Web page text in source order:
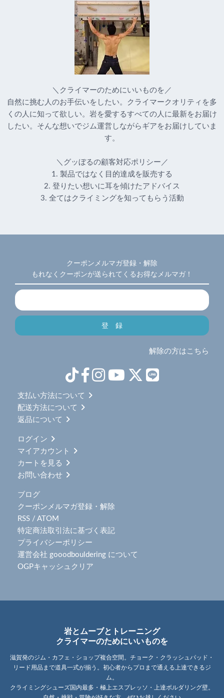
＼クライマーのためにいいものを／
自然に挑む人のお手伝いをしたい。クライマークオリティを多
くの人に知って欲しい。岩を愛するすべての人に最新をお届け
したい。そんな想いでジム運営しながらギアをお届けしていま
す。
＼グッぼるの顧客対応ポリシー／
1. 製品ではなく目的達成を販売する
2. 登りたい想いに耳を傾けたアドバイス
3. 全てはクライミングを知ってもらう活動
クーポンメルマガ登録・解除
もれなくクーポンが送られてくるお得なメルマガ！
解除の方はこちら
支払い方法について
配送方法について
返品について
ログイン
マイアカウント
カートを見る
お問い合わせ
ブログ
クーポンメルマガ登録・解除
RSS / ATOM
特定商法取引法に基づく表記
プライバシーポリシー
運営会社 gooodbouldering について
OGPキャッシュクリア
岩とムーブとトレーニング
クライマーのためにいいものを
滋賀発のジム・カフェ・ショップ複合空間。チョーク・クラッシュパッド・
リード用品まで道具一式が揃う。初心者からプロまで通える上達できるジ
ム。
クライミングシューズ国内最多・極上エスプレッソ・上達ボルダリング壁。